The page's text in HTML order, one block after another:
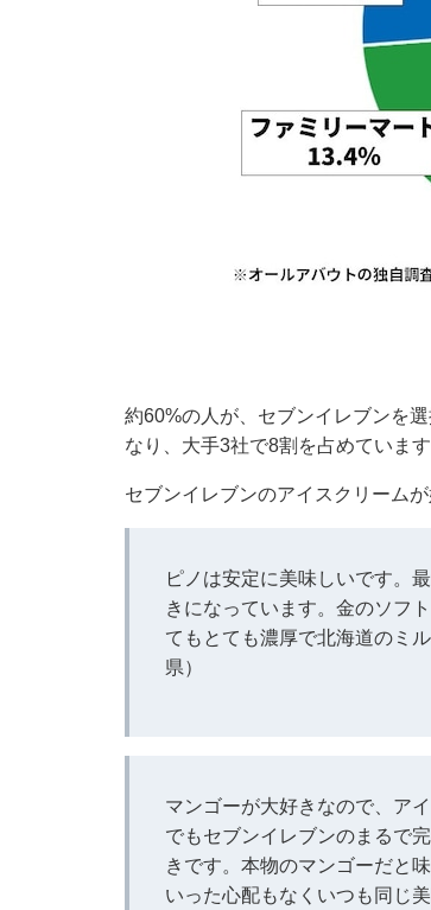
約60%の人が、セブンイレブンを
なり、大手3社で8割を占めています
セブンイレブンのアイスクリーム
ピノは安定に美味しいです。
きになっています。金のソフ
てもとても濃厚で北海道のミ
県）
マンゴーが大好きなので、ア
でもセブンイレブンのまるで
きです。本物のマンゴーだと
いった心配もなくいつも同じ